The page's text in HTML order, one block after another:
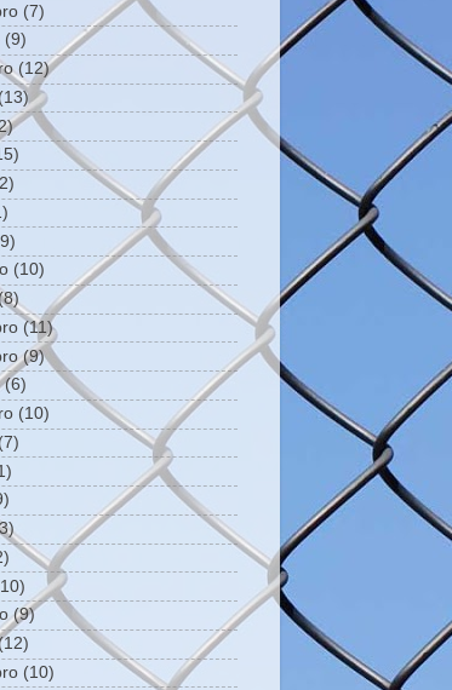
(7)
(9)
(12)
(13)
(10)
(11)
(9)
(6)
(10)
(7)
(9)
(10)